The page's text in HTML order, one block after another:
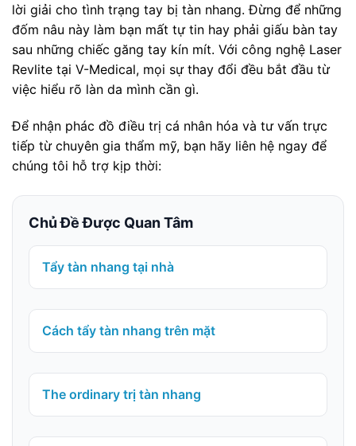
lời giải cho tình trạng tay bị tàn nhang. Đừng để những
đốm nâu này làm bạn mất tự tin hay phải giấu bàn tay
sau những chiếc găng tay kín mít. Với công nghệ Laser
Revlite tại V-Medical, mọi sự thay đổi đều bắt đầu từ
việc hiểu rõ làn da mình cần gì.
Để nhận phác đồ điều trị cá nhân hóa và tư vấn trực
tiếp từ chuyên gia thẩm mỹ, bạn hãy liên hệ ngay để
chúng tôi hỗ trợ kịp thời:
Chủ Đề Được Quan Tâm
Tẩy tàn nhang tại nhà
Cách tẩy tàn nhang trên mặt
The ordinary trị tàn nhang